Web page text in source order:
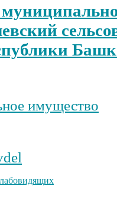
имущество